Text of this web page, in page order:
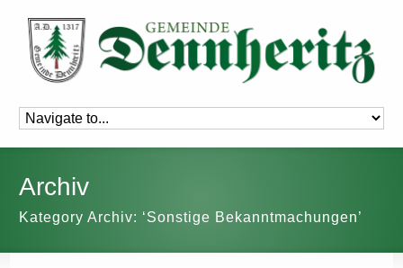
Archiv
Kategory Archiv: ‘Sonstige Bekanntmachungen’